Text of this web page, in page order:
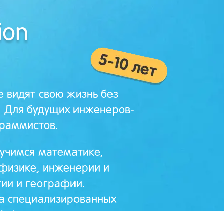
видят свою жизнь без
будущих инженеров-
математике,
инженерии и
и географии.
специализированных